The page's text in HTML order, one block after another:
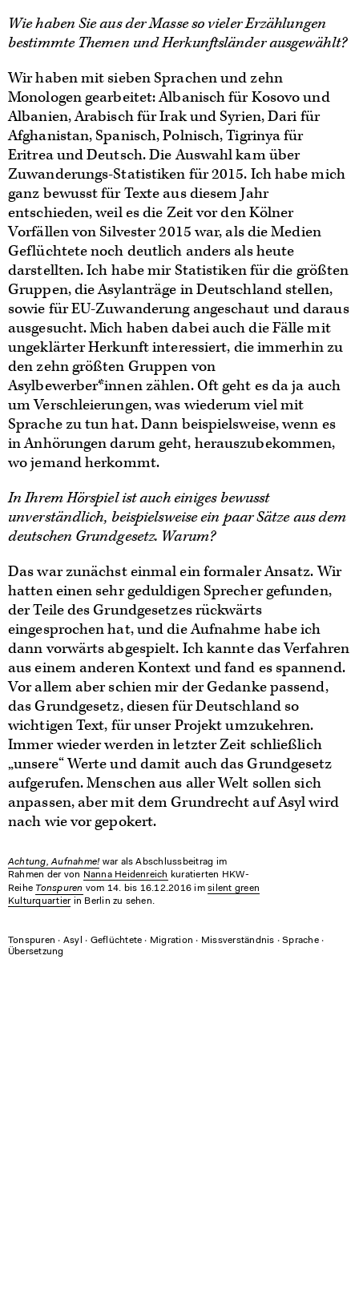
Wie haben Sie aus der Masse so vieler Erzählungen
bestimmte Themen und Herkunftsländer ausgewählt?
Wir haben mit sieben Sprachen und zehn
Monologen gearbeitet: Albanisch für Kosovo und
Albanien, Arabisch für Irak und Syrien, Dari für
Afghanistan, Spanisch, Polnisch, Tigrinya für
Eritrea und Deutsch. Die Auswahl kam über
Zuwanderungs-Statistiken für 2015. Ich habe mich
ganz bewusst für Texte aus diesem Jahr
entschieden, weil es die Zeit vor den Kölner
Vorfällen von Silvester 2015 war, als die Medien
Geflüchtete noch deutlich anders als heute
darstellten. Ich habe mir Statistiken für die größten
Gruppen, die Asylanträge in Deutschland stellen,
sowie für EU-Zuwanderung angeschaut und daraus
ausgesucht. Mich haben dabei auch die Fälle mit
ungeklärter Herkunft interessiert, die immerhin zu
den zehn größten Gruppen von
Asylbewerber*innen zählen. Oft geht es da ja auch
um Verschleierungen, was wiederum viel mit
Sprache zu tun hat. Dann beispielsweise, wenn es
in Anhörungen darum geht, herauszubekommen,
wo jemand herkommt.
In Ihrem Hörspiel ist auch einiges bewusst
unverständlich, beispielsweise ein paar Sätze aus dem
deutschen Grundgesetz. Warum?
Das war zunächst einmal ein formaler Ansatz. Wir
hatten einen sehr geduldigen Sprecher gefunden,
der Teile des Grundgesetzes rückwärts
eingesprochen hat, und die Aufnahme habe ich
dann vorwärts abgespielt. Ich kannte das Verfahren
aus einem anderen Kontext und fand es spannend.
Vor allem aber schien mir der Gedanke passend,
das Grundgesetz, diesen für Deutschland so
wichtigen Text, für unser Projekt umzukehren.
Immer wieder werden in letzter Zeit schließlich
„unsere“ Werte und damit auch das Grundgesetz
aufgerufen. Menschen aus aller Welt sollen sich
anpassen, aber mit dem Grundrecht auf Asyl wird
nach wie vor gepokert.
Achtung, Aufnahme! war als Abschlussbeitrag im
Rahmen der von Nanna Heidenreich kuratierten HKW-
Reihe Tonspuren vom 14. bis 16.12.2016 imsilent green
Kulturquartierin Berlin zu sehen.
Tonspuren ∙ Asyl ∙ Geflüchtete ∙ Migration ∙ Missverständnis ∙Sprache∙
Übersetzung